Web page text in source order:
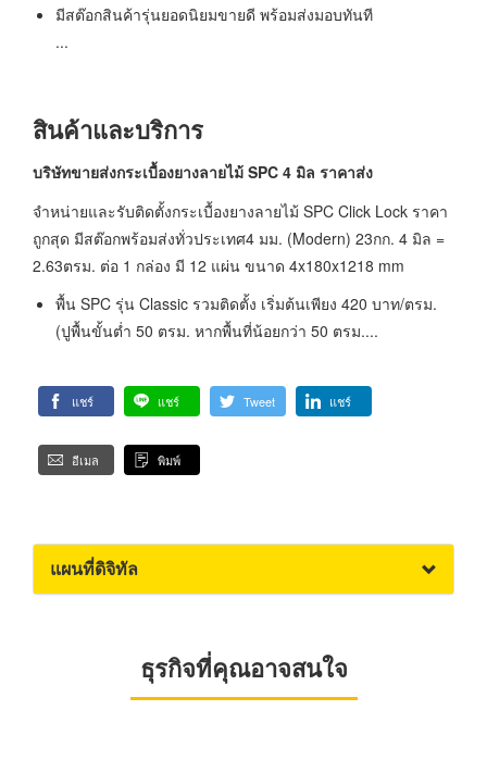
มีสต๊อกสินค้ารุ่นยอดนิยมขายดี พร้อมส่งมอบทันที
...
สินค้าและบริการ
บริษัทขายส่งกระเบื้องยางลายไม้ SPC 4 มิล ราคาส่ง
จำหน่ายและรับติดตั้งกระเบื้องยางลายไม้ SPC Click Lock ราคา
ถูกสุด มีสต๊อกพร้อมส่งทั่วประเทศ4 มม. (Modern) 23กก. 4 มิล =
2.63ตรม. ต่อ 1 กล่อง มี 12 แผ่น ขนาด 4x180x1218 mm
พื้น SPC รุ่น Classic รวมติดตั้ง เริ่มต้นเพียง 420 บาท/ตรม.
(ปูพื้นขั้นต่ำ 50 ตรม. หากพื้นที่น้อยกว่า 50 ตรม....
แชร์ แชร์ Tweet แชร์
อีเมล พิมพ์
แผนที่ดิจิทัล
ธุรกิจที่คุณอาจสนใจ